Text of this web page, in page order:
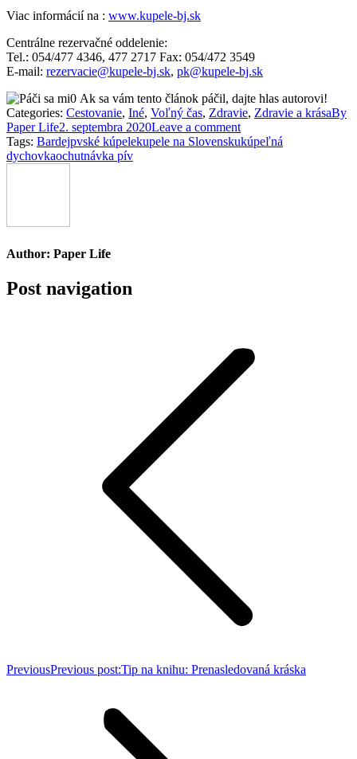
Viac informácií na : www.kupele-bj.sk
Centrálne rezervačné oddelenie:
Tel.: 054/477 4346, 477 2717 Fax: 054/472 3549
E-mail: rezervacie@kupele-bj.sk, pk@kupele-bj.sk
0 Ak sa vám tento článok páčil, dajte hlas autorovi!
Categories: Cestovanie, Iné, Voľný čas, Zdravie, Zdravie a krásaBy
Paper Life2. septembra 2020Leave a comment
Tags: Bardejpvské kúpelekupele na Slovenskukúpeľná
dychovkaochutnávka pív
Author: Paper Life
Post navigation
PreviousPrevious post:Tip na knihu: Prenasledovaná kráska